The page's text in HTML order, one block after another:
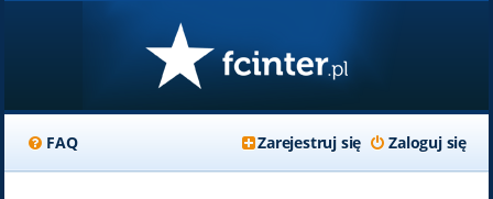
FAQ Zaloguj się
Zarejestruj się